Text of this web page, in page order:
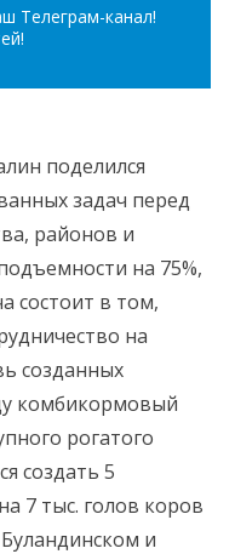
Телеграм-канал!
поделился
задач перед
районов и
на 75%,
состоит в том,
на
созданных
комбикормовый
рогатого
создать 5
7 тыс. голов коров
и